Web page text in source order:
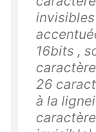
16bits ,
26
à la